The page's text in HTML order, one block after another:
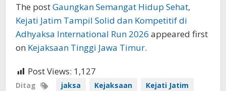
The postGaungkan Semangat Hidup Sehat,
Kejati Jatim Tampil Solid dan Kompetitif di
Adhyaksa International Run 2026 appeared first
on Kejaksaan Tinggi Jawa Timur.
Post Views: 1,127
Ditag jaksa Kejaksaan Kejati Jatim